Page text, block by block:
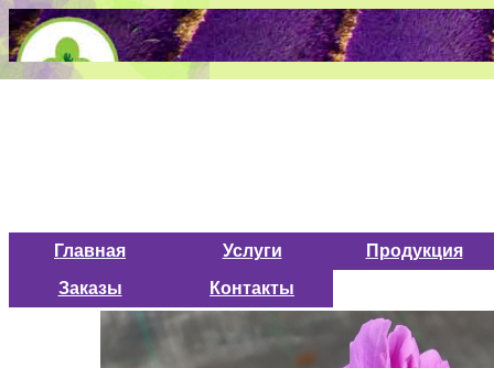
Главная Услуги
Продукция
Заказы
Контакты